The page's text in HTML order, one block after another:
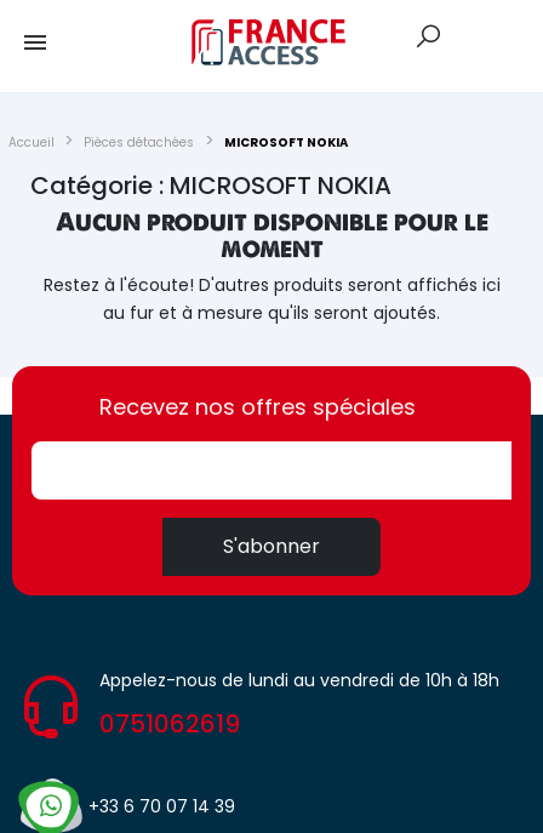
Accueil Pièces détachées MICROSOFT NOKIA
Catégorie : MICROSOFT NOKIA
Aucun produit disponible pour le
moment
Restez à l'écoute! D'autres produits seront affichés ici
au fur et à mesure qu'ils seront ajoutés.
https://france-
access.fr
https://france-
access.fr
Recevez nos offres spéciales
S'abonner
Appelez-nous de lundi au vendredi de 10h à 18h
0751062619
+33 6 70 07 14 39